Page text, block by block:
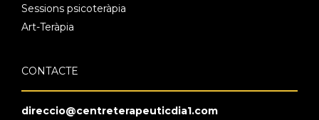
Sessions psicoteràpia
Art-Teràpia
CONTACTE
direccio@centreterapeuticdia1.com